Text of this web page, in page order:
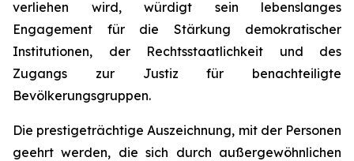
verliehen wird, würdigt sein lebenslanges
Engagement für die Stärkung demokratischer
Institutionen, der Rechtsstaatlichkeit und des
Zugangs zur Justiz für benachteiligte
Bevölkerungsgruppen.
Die prestigeträchtige Auszeichnung, mit der Personen
geehrt werden, die sich durch außergewöhnlichen